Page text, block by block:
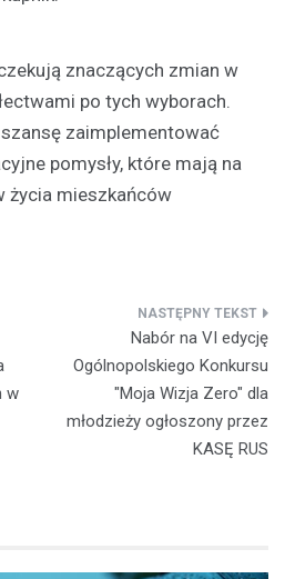
znaczących zmian w
po tych wyborach.
zaimplementować
pomysły, które mają na
życia mieszkańców
w
Nabór na VI edycję
Ogólnopolskiego Konkursu
"Moja Wizja Zero" dla
młodzieży ogłoszony przez
KASĘ RUS